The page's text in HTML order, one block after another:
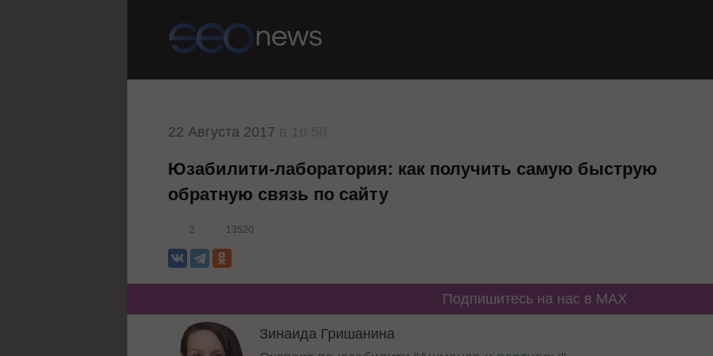
22 Августа 2017
Юзабилити-лаборатория: как получить самую быструю
обратную связь по сайту
2 13520
Подпишитесь на нас в MAX
Зинаида Гришанина